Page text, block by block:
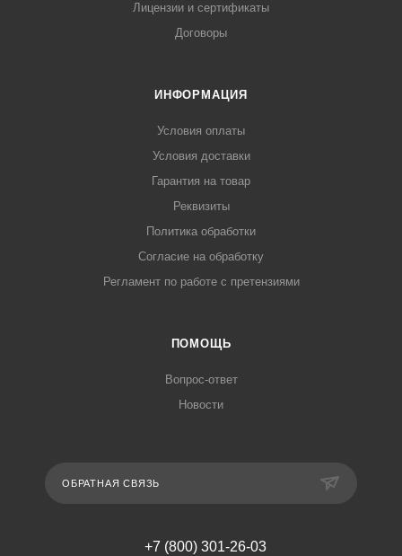
Лицензии и сертификаты
Договоры
ИНФОРМАЦИЯ
Условия оплаты
Условия доставки
Гарантия на товар
Реквизиты
Политика обработки
Согласие на обработку
Регламент по работе с претензиями
ПОМОЩЬ
Вопрос-ответ
Новости
ОБРАТНАЯ СВЯЗЬ
+7 (800) 301-26-03